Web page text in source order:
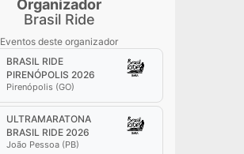
Organizador
Brasil Ride
Eventos deste organizador
BRASIL RIDE
PIRENÓPOLIS 2026
Pirenópolis (GO)
ULTRAMARATONA
BRASIL RIDE 2026
João Pessoa (PB)